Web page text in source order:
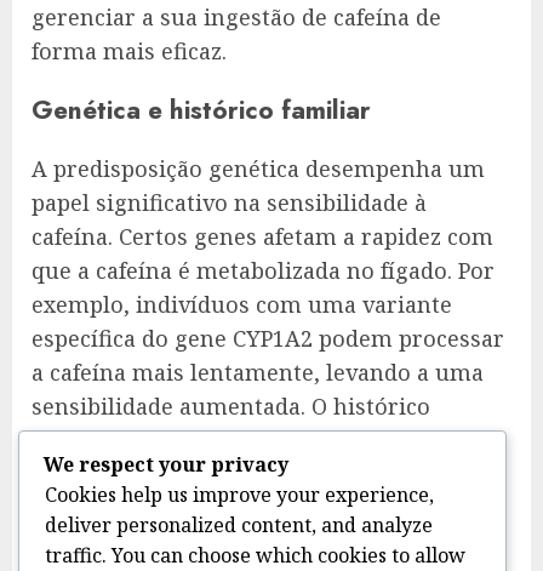
gerenciar a sua ingestão de cafeína de
forma mais eficaz.
Genética e histórico familiar
A predisposição genética desempenha um
papel significativo na sensibilidade à
cafeína. Certos genes afetam a rapidez com
que a cafeína é metabolizada no fígado. Por
exemplo, indivíduos com uma variante
específica do gene CYP1A2 podem processar
a cafeína mais lentamente, levando a uma
sensibilidade aumentada. O histórico
familiar também pode fornecer pistas; se
parentes próximos experimentam reações
adversas à cafeína, isso pode indicar uma
tendência genética.
We respect your privacy
Cookies help us improve your experience,
deliver personalized content, and analyze
traffic. You can choose which cookies to allow